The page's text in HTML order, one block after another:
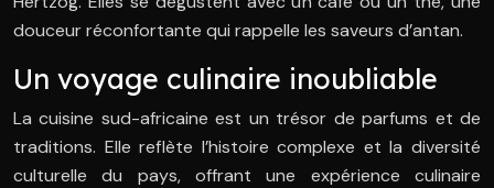
douceur réconfortante qui rappelle les saveurs d’antan.
Un voyage culinaire inoubliable
La cuisine sud-africaine est un trésor de parfums et de
traditions. Elle reflète l’histoire complexe et la diversité
culturelle du pays, offrant une expérience culinaire